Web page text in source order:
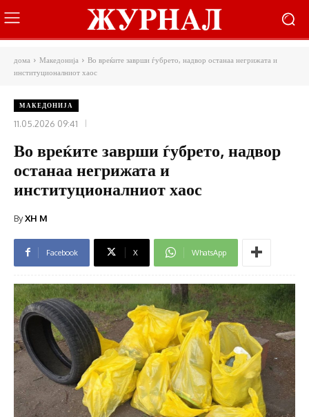
дома Македонија
Во вреќите заврши ѓубрето, надвор останаа негрижата и
институционалниот хаос
МАКЕДОНИЈА
11.05.2026 09:41
Во вреќите заврши ѓубрето, надвор
останаа негрижата и
институционалниот хаос
ByXH M
Facebook X WhatsApp